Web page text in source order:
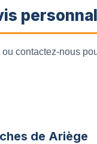
contactez-nous
de Ariège